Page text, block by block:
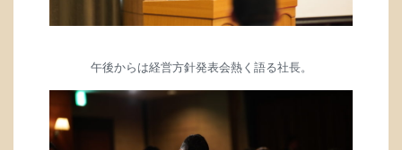
午後からは経営方針発表会熱く語る社長。